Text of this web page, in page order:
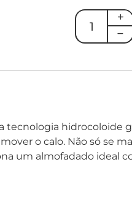
tecnologia hidrocoloide
o calo. Não só se
um almofadado ideal